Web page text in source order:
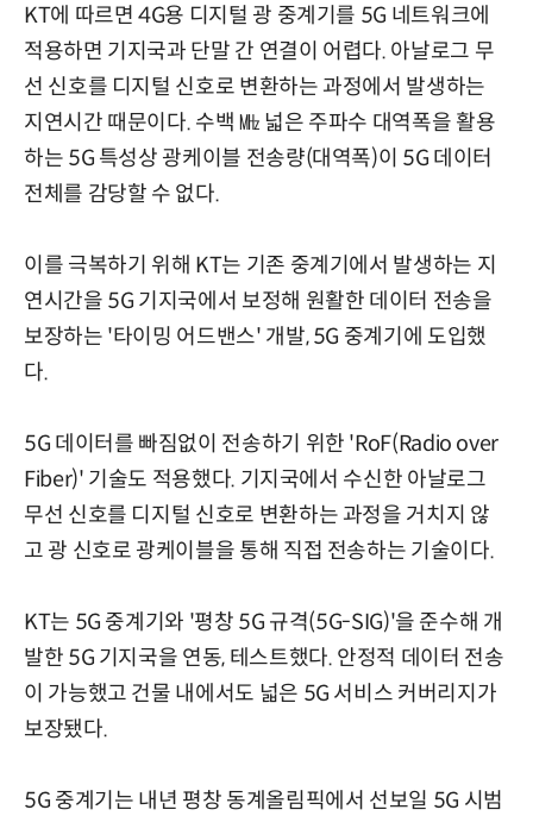
KT에 따르면 4G용 디지털 광 중계기를 5G 네트워크에
적용하면 기지국과 단말 간 연결이 어렵다. 아날로그 무
선 신호를 디지털 신호로 변환하는 과정에서 발생하는
지연시간 때문이다. 수백 ㎒ 넓은 주파수 대역폭을 활용
하는 5G 특성상 광케이블 전송량(대역폭)이 5G 데이터
전체를 감당할 수 없다.
이를 극복하기 위해 KT는 기존 중계기에서 발생하는 지
연시간을 5G 기지국에서 보정해 원활한 데이터 전송을
보장하는 '타이밍 어드밴스' 개발, 5G 중계기에 도입했
다.
5G 데이터를 빠짐없이 전송하기 위한 'RoF(Radio over
Fiber)' 기술도 적용했다. 기지국에서 수신한 아날로그
무선 신호를 디지털 신호로 변환하는 과정을 거치지 않
고 광 신호로 광케이블을 통해 직접 전송하는 기술이다.
KT는 5G 중계기와 '평창 5G 규격(5G-SIG)'을 준수해 개
발한 5G 기지국을 연동, 테스트했다. 안정적 데이터 전송
이 가능했고 건물 내에서도 넓은 5G 서비스 커버리지가
보장됐다.
5G 중계기는 내년 평창 동계올림픽에서 선보일 5G 시범